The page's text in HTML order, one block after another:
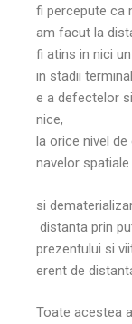
fi percepute ca
am facut la
fi atins in nici
in stadii
e a defectelor
nice,
la orice nivel
navelor
si
distanta prin
prezentului si
erent de
Toate acestea